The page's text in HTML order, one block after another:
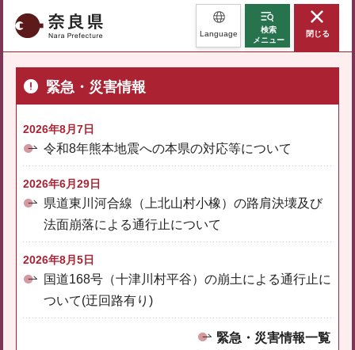
奈良県 Language
検索
メニュー
閉じる
緊急・災害情報
2026年8月7日
令和8年熊本地震への本県の対応等について
2026年6月29日
県道東川河合線（上北山村小橡）の路肩決壊及び
法面崩落による通行止について
2026年8月5日
国道168号（十津川村平谷）の崩土による通行止に
ついて(迂回路有り)
緊急・災害情報一覧